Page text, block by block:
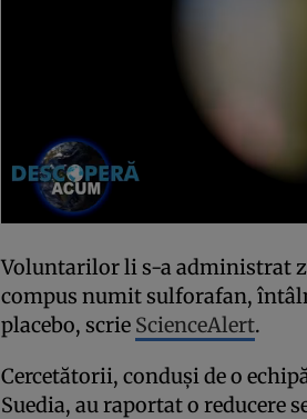
Voluntarilor li s-a administrat
compus numit sulforafan,
placebo, scrie ScienceAlert.
Cercetătorii, conduși de o
Suedia, au raportat o reducere